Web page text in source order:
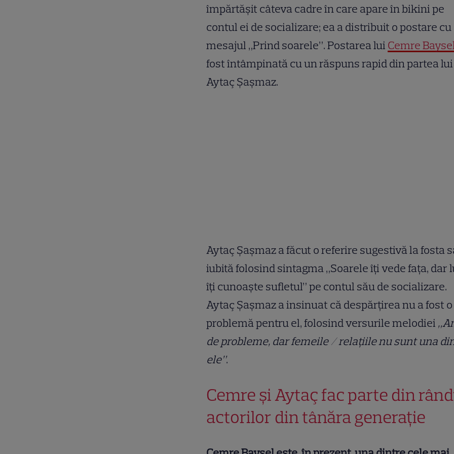
împărtășit câteva cadre în care apare în bikini pe
contul ei de socializare; ea a distribuit o postare cu
mesajul „Prind soarele”. Postarea lui Cemre
fost întâmpinată cu un răspuns rapid din partea lui
Aytaç Şaşmaz.
Aytaç Şaşmaz a făcut o referire sugestivă la fosta
iubită folosind sintagma „Soarele îți vede fața, dar
îți cunoaște sufletul” pe contul său de socializare.
Aytaç Şaşmaz a insinuat că despărțirea nu a fost o
problemă pentru el, folosind versurile melodiei
de probleme, dar femeile / relațiile nu sunt una
ele”.
Cemre și Aytaç fac parte din
actorilor din tânăra generație